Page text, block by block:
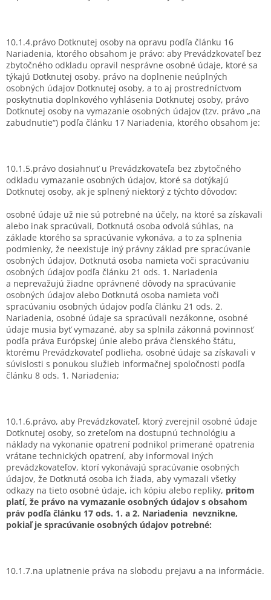
10.1.4.právo Dotknutej osoby na opravu podľa článku 16
Nariadenia, ktorého obsahom je právo: aby Prevádzkovateľ bez
zbytočného odkladu opravil nesprávne osobné údaje, ktoré sa
týkajú Dotknutej osoby. právo na doplnenie neúplných
osobných údajov Dotknutej osoby, a to aj prostredníctvom
poskytnutia doplnkového vyhlásenia Dotknutej osoby, právo
Dotknutej osoby na vymazanie osobných údajov (tzv. právo „na
zabudnutie“) podľa článku 17 Nariadenia, ktorého obsahom je:
10.1.5.právo dosiahnuť u Prevádzkovateľa bez zbytočného
odkladu vymazanie osobných údajov, ktoré sa dotýkajú
Dotknutej osoby, ak je splnený niektorý z týchto dôvodov:
osobné údaje už nie sú potrebné na účely, na ktoré sa získavali
alebo inak spracúvali, Dotknutá osoba odvolá súhlas, na
základe ktorého sa spracúvanie vykonáva, a to za splnenia
podmienky, že neexistuje iný právny základ pre spracúvanie
osobných údajov, Dotknutá osoba namieta voči spracúvaniu
osobných údajov podľa článku 21 ods. 1. Nariadenia
a neprevažujú žiadne oprávnené dôvody na spracúvanie
osobných údajov alebo Dotknutá osoba namieta voči
spracúvaniu osobných údajov podľa článku 21 ods. 2.
Nariadenia, osobné údaje sa spracúvali nezákonne, osobné
údaje musia byť vymazané, aby sa splnila zákonná povinnosť
podľa práva Európskej únie alebo práva členského štátu,
ktorému Prevádzkovateľ podlieha, osobné údaje sa získavali v
súvislosti s ponukou služieb informačnej spoločnosti podľa
článku 8 ods. 1. Nariadenia;
10.1.6.právo, aby Prevádzkovateľ, ktorý zverejnil osobné údaje
Dotknutej osoby, so zreteľom na dostupnú technológiu a
náklady na vykonanie opatrení podnikol primerané opatrenia
vrátane technických opatrení, aby informoval iných
prevádzkovateľov, ktorí vykonávajú spracúvanie osobných
údajov, že Dotknutá osoba ich žiada, aby vymazali všetky
odkazy na tieto osobné údaje, ich kópiu alebo repliky, pritom
platí, že právo na vymazanie osobných údajov s obsahom
práv podľa článku 17 ods. 1. a 2. Nariadenia nevznikne,
pokiaľ je spracúvanie osobných údajov potrebné:
10.1.7.na uplatnenie práva na slobodu prejavu a na informácie.